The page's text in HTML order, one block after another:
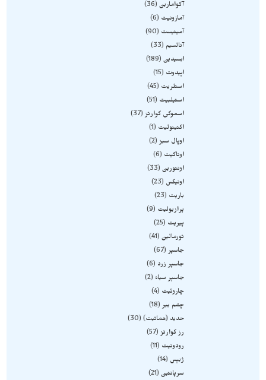
آکوامارین 36
آمازونیت
6
آمیتیست
90
آنالسیم
33
ابسیدین 189
اپیدوت
15
استلریت
45
استیلبیت
51
اسموکی کوارتز 37
اکتینولیت
1
اوپال سبز 2
اوناکیت
6
اونتورین 33
اونیکس
23
باریت
23
پرازیولیت
9
پیریت
25
تورمالین 41
جاسپر 67
جاسپر زرد
6
جاسپر سیاه
2
چاروئیت
4
چشم ببر 18
حدید (هماتیت) 30
رز کوارتز 57
رودونیت
11
ژیپس
14
سرپانتین 21